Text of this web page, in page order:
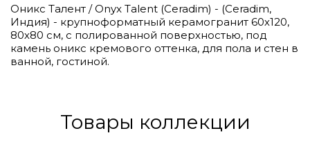
Оникс Талент / Onyx Talent (Ceradim) - (Ceradim,
Индия) - крупноформатный керамогранит 60х120,
80х80 см, с полированной поверхностью, под
камень оникс кремового оттенка, для пола и стен в
ванной, гостиной.
Товары коллекции